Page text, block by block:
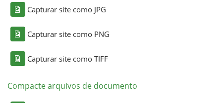
Capturar site como JPG
Capturar site como PNG
Capturar site como TIFF
Compacte arquivos de documento